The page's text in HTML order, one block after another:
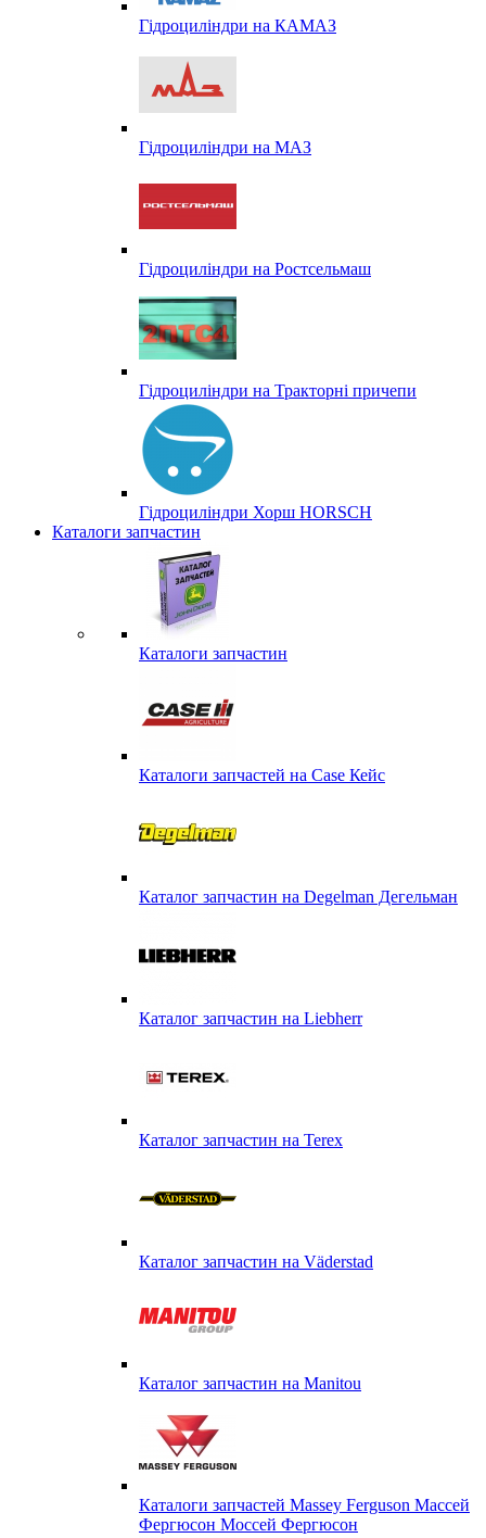
Гідроциліндри на КАМАЗ
Гідроциліндри на МАЗ
Гідроциліндри на Ростсельмаш
Гідроциліндри на Тракторні причепи
Гідроциліндри Хорш HORSCH
Каталоги запчастин
Каталоги запчастин
Каталоги запчастей на Case Кейс
Каталог запчастин на Degelman Дегельман
Каталог запчастин на Liebherr
Каталог запчастин на Terex
Каталог запчастин на Väderstad
Каталог запчастин на Маnitou
Каталоги запчастей Massey Ferguson Массей
Фергюсон Моссей Фергюсон